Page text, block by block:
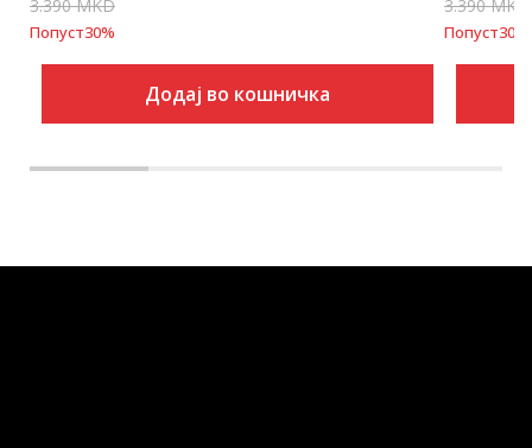
3.390MKD
Попуст30%
Додај во кошничка
3.390MKD
Попуст30